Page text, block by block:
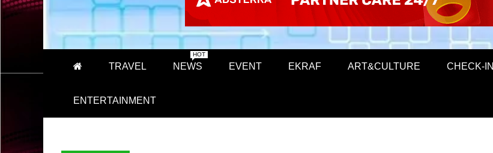
TRAVEL NEWS
HOT
EVENT EKRAF ART&CULTURE CHECK-IN
ENTERTAINMENT